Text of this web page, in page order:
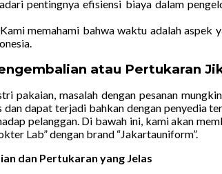
pentingnya efisiensi biaya dalam
Kami memahami bahwa waktu adalah aspek
atau Pertukaran
pakaian, masalah dengan pesanan
dapat terjadi bahkan dengan penyedia
pelanggan. Di bawah ini, kami akan
Lab” dengan brand “Jakartauniform”.
dan Pertukaran yang Jelas